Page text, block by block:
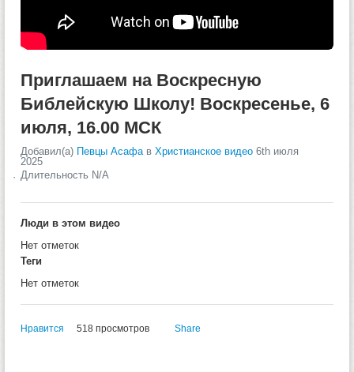
Приглашаем на Воскресную
Библейскую Школу! Воскресенье, 6
июля, 16.00 МСК
Добавил(а) Певцы Асафав Христианское видео 6th июля
2025
Длительность N/A
Люди в этом видео
Нет отметок
Теги
Нет отметок
Нравится 518 просмотров Share